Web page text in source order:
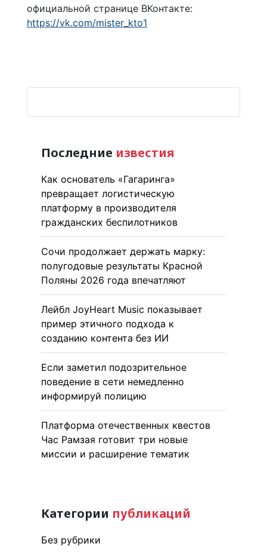
официальной странице ВКонтакте:
https://vk.com/mister_kto1
Последние известия
Как основатель «Гагаринга»
превращает логистическую
платформу в производителя
гражданских беспилотников
Сочи продолжает держать марку:
полугодовые результаты Красной
Поляны 2026 года впечатляют
Лейбл JoyHeart Music показывает
пример этичного подхода к
созданию контента без ИИ
Если заметил подозрительное
поведение в сети немедленно
информируй полицию
Платформа отечественных квестов
Час Рамзая готовит три новые
миссии и расширение тематик
Категории публикаций
Без рубрики